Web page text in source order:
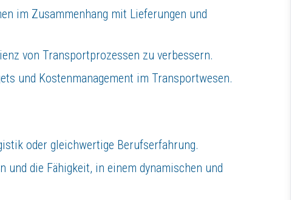
im Zusammenhang mit Lieferungen und
von Transportprozessen zu verbessern.
und Kostenmanagement im Transportwesen.
oder gleichwertige Berufserfahrung.
die Fähigkeit, in einem dynamischen und